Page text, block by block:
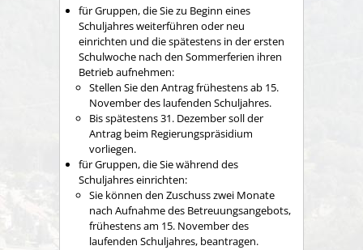
für Gruppen, die Sie zu Beginn eines
Schuljahres weiterführen oder neu
einrichten und die spätestens in der ersten
Schulwoche nach den Sommerferien ihren
Betrieb aufnehmen:
Stellen Sie den Antrag frühestens ab 15.
November des laufenden Schuljahres.
Bis spätestens 31. Dezember soll der
Antrag beim Regierungspräsidium
vorliegen.
für Gruppen, die Sie während des
Schuljahres einrichten:
Sie können den Zuschuss zwei Monate
nach Aufnahme des Betreuungsangebots,
frühestens am 15. November des
laufenden Schuljahres, beantragen.